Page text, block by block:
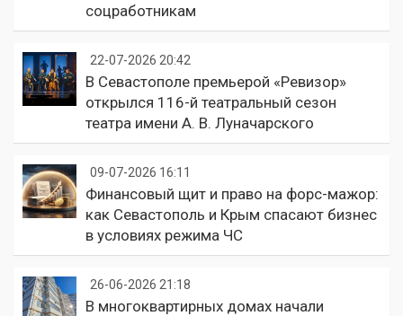
соцработникам
22-07-2026 20:42
В Севастополе премьерой «Ревизор»
открылся 116-й театральный сезон
театра имени А. В. Луначарского
09-07-2026 16:11
Финансовый щит и право на форс-мажор:
как Севастополь и Крым спасают бизнес
в условиях режима ЧС
26-06-2026 21:18
В многоквартирных домах начали